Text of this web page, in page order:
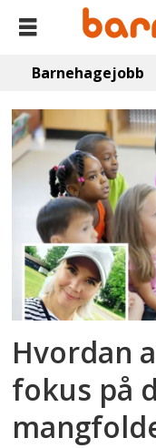
Barnehagejobb
Emne:
religion
Hvordan
fokus på